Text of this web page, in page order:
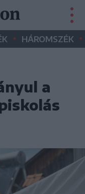
• HÁROMSZÉK •
a